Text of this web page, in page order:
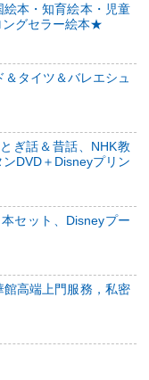
絵本・知育絵本・児童
ングセラー絵本★
タイツ＆バレエシュ
ぎ話＆昔話、NHK教
DVD＋Disneyプリン
セット、Disneyプー
高端上門服務，私密